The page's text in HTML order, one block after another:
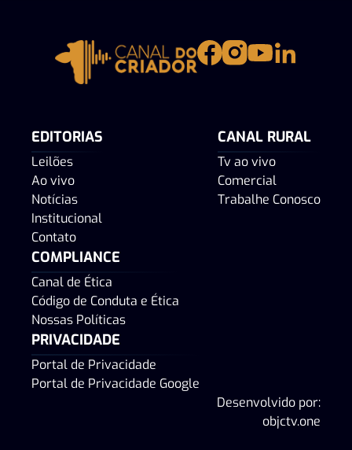
EDITORIAS
Leilões
Ao vivo
Notícias
Institucional
Contato
CANAL RURAL
Tv ao vivo
Comercial
Trabalhe Conosco
COMPLIANCE
Canal de Ética
Código de Conduta e Ética
Nossas Políticas
PRIVACIDADE
Portal de Privacidade
Portal de Privacidade Google
Desenvolvido por:
objctv.one